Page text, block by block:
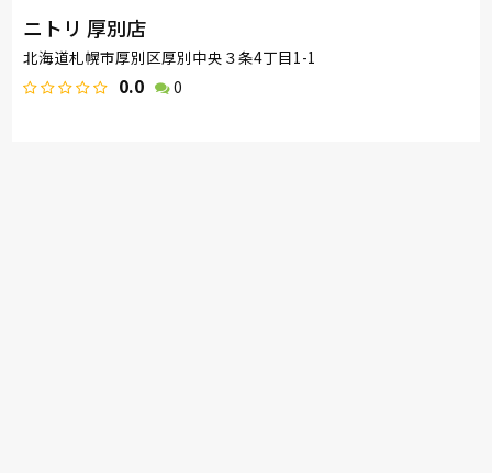
ニトリ 厚別店
北海道札幌市厚別区厚別中央３条4丁目1-1
0.0 0